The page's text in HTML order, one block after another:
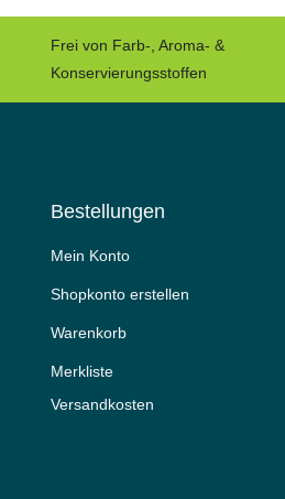
Frei von Farb-, Aroma- &
Konservierungsstoffen
Bestellungen
Mein Konto
Shopkonto erstellen
Warenkorb
Merkliste
Versandkosten